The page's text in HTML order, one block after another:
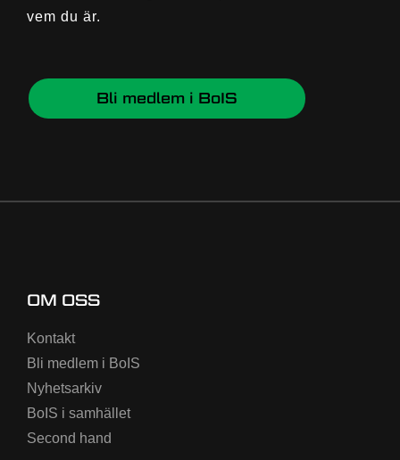
vem du är.
Bli medlem i BoIS
OM OSS
Kontakt
Bli medlem i BoIS
Nyhetsarkiv
BoIS i samhället
Second hand